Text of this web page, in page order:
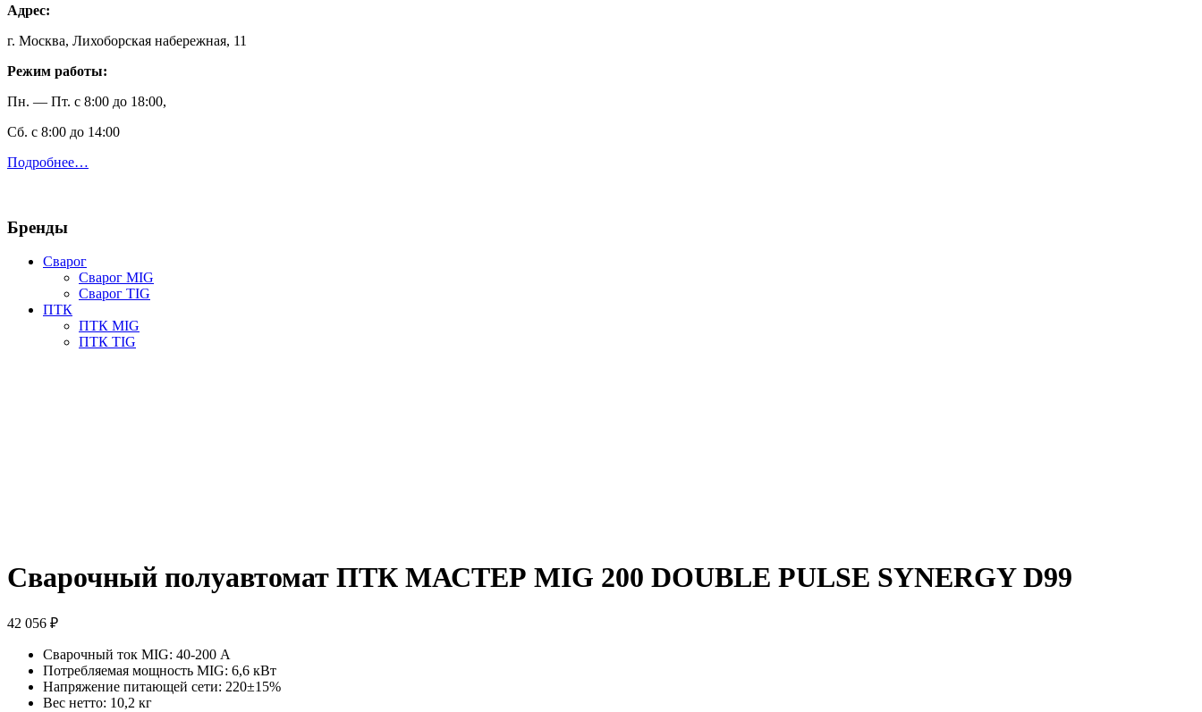
Адрес:
г. Москва, Лихоборская набережная, 11
Режим работы:
Пн. — Пт. с 8:00 до 18:00,
Сб. с 8:00 до 14:00
Подробнее…
Бренды
Сварог
Сварог MIG
Сварог TIG
ПТК
ПТК MIG
ПТК TIG
Сварочный полуавтомат ПТК МАСТЕР MIG 200 DOUBLE PULSE SYNERGY D99
42 056 ₽
Сварочный ток MIG: 40-200 А
Потребляемая мощность MIG: 6,6 кВт
Напряжение питающей сети: 220±15%
Вес нетто: 10,2 кг